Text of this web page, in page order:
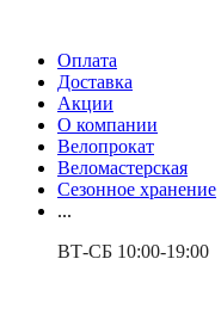
Оплата
Доставка
Акции
О компании
Велопрокат
Веломастерская
Сезонное хранение
...
ВТ-СБ 10:00-19:00